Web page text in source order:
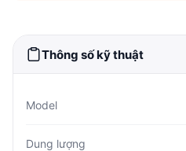
Thông số kỹ thuật
Model
Dung lượng